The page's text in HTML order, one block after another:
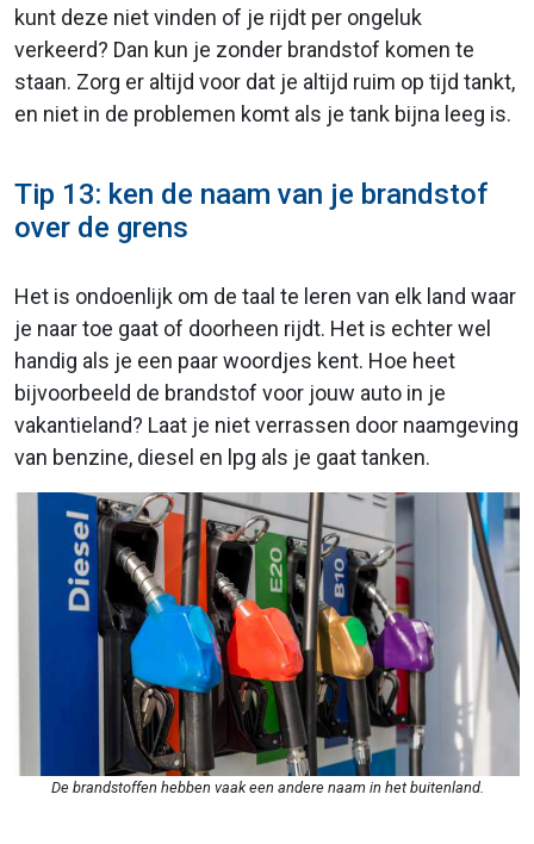
kunt deze niet vinden of je rijdt per ongeluk
verkeerd? Dan kun je zonder brandstof komen te
staan. Zorg er altijd voor dat je altijd ruim op tijd tankt,
en niet in de problemen komt als je tank bijna leeg is.
Tip 13: ken de naam van je brandstof
over de grens
Het is ondoenlijk om de taal te leren van elk land waar
je naar toe gaat of doorheen rijdt. Het is echter wel
handig als je een paar woordjes kent. Hoe heet
bijvoorbeeld de brandstof voor jouw auto in je
vakantieland? Laat je niet verrassen door naamgeving
van benzine, diesel en lpg als je gaat tanken.
De brandstoffen hebben vaak een andere naam in het buitenland.